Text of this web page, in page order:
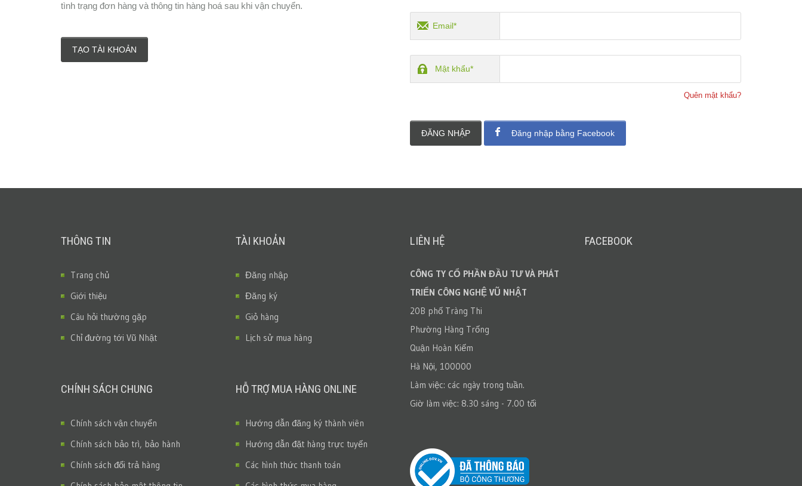
tình trạng đơn hàng và thông tin hàng hoá sau khi vận chuyển.
TẠO TÀI KHOẢN
Email*
Mật khẩu*
Quên mật khẩu?
ĐĂNG NHẬP Đăng nhập bằng Facebook
THÔNG TIN
Trang chủ
Giới thiệu
Câu hỏi thường gặp
Chỉ đường tới Vũ Nhật
CHÍNH SÁCH CHUNG
Chính sách vận chuyển
Chính sách bảo trì, bảo hành
Chính sách đổi trả hàng
TÀI KHOẢN
Đăng nhập
Đăng ký
Giỏ hàng
Lịch sử mua hàng
HỖ TRỢ MUA HÀNG ONLINE
Hướng dẫn đăng ký thành viên
Hướng dẫn đặt hàng trực tuyến
Các hình thức thanh toán
LIÊN HỆ
CÔNG TY CỔ PHẦN ĐẦU TƯ VÀ PHÁT
TRIỂN CÔNG NGHỆ VŨ NHẬT
20B phố Tràng Thi
Phường Hàng Trống
Quận Hoàn Kiếm
Hà Nội, 100000
Làm việc: các ngày trong tuần.
Giờ làm việc: 8.30 sáng - 7.00 tối
FACEBOOK